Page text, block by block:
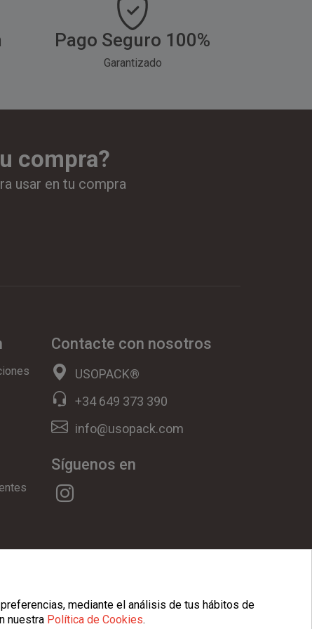
Pago Seguro 100%
Garantizado
compra?
usar en tu compra
Contacte con nosotros
USOPACK®
+34 649 373 390
info@usopack.com
Síguenos en
mediante el análisis de tus hábitos de
nuestra Política de Cookies.